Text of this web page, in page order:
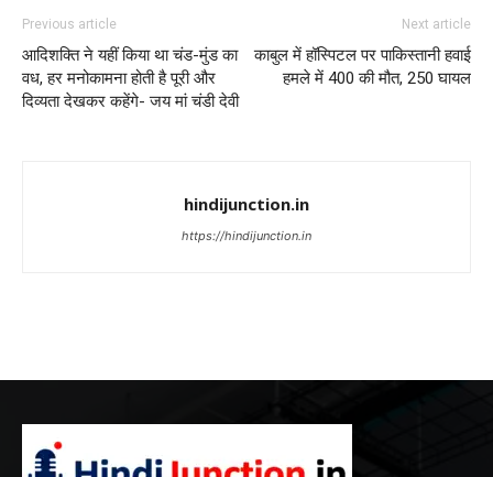
Previous article
आदिशक्ति ने यहीं किया था चंड-मुंड का
वध, हर मनोकामना होती है पूरी और
दिव्यता देखकर कहेंगे- जय मां चंडी देवी
Next article
काबुल में हॉस्पिटल पर पाकिस्तानी हवाई
हमले में 400 की मौत, 250 घायल
hindijunction.in
https://hindijunction.in